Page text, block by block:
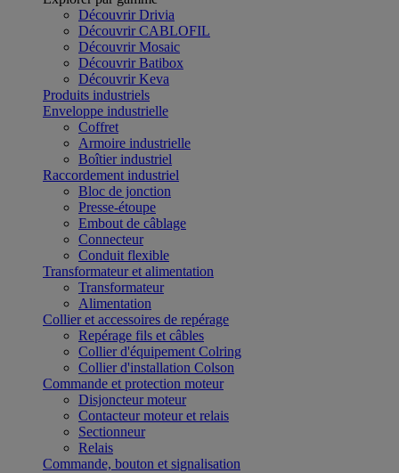
Découvrir Drivia
Découvrir CABLOFIL
Découvrir Mosaic
Découvrir Batibox
Découvrir Keva
Produits industriels
Enveloppe industrielle
Coffret
Armoire industrielle
Boîtier industriel
Raccordement industriel
Bloc de jonction
Presse-étoupe
Embout de câblage
Connecteur
Conduit flexible
Transformateur et alimentation
Transformateur
Alimentation
Collier et accessoires de repérage
Repérage fils et câbles
Collier d'équipement Colring
Collier d'installation Colson
Commande et protection moteur
Disjoncteur moteur
Contacteur moteur et relais
Sectionneur
Relais
Commande, bouton et signalisation